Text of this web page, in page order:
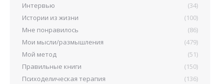
Интервью
(34)
Истории из жизни
(100)
Мне понравилось
(86)
Мои мысли/размышления
(479)
Мой метод
(51)
Правильные книги
(150)
Психоделическая терапия
(136)